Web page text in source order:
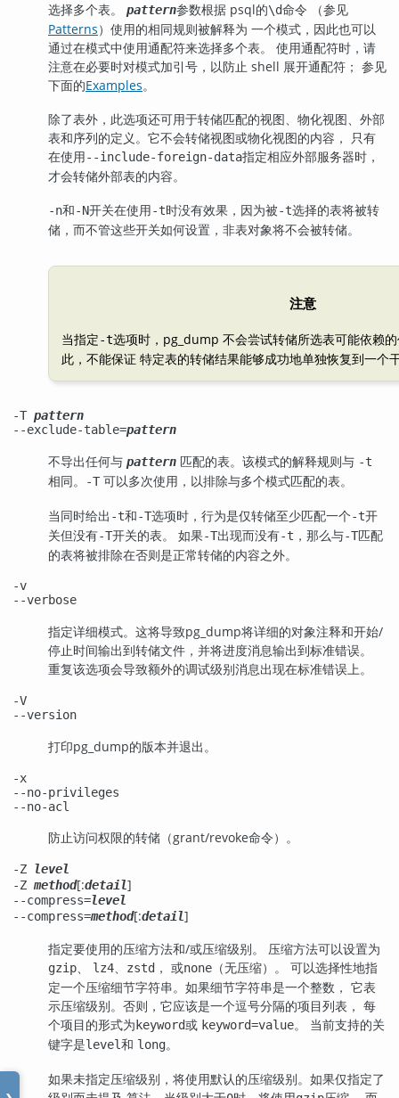
选择多个表。 pattern参数根据 psql的\d命令 （参见
Patterns）使用的相同规则被解释为 一个模式，因此也可以
通过在模式中使用通配符来选择多个表。 使用通配符时，请
注意在必要时对模式加引号，以防止 shell 展开通配符； 参见
下面的Examples。
除了表外，此选项还可用于转储匹配的视图、物化视图、外部
表和序列的定义。它不会转储视图或物化视图的内容， 只有
在使用--include-foreign-data指定相应外部服务器时，
才会转储外部表的内容。
-n和-N开关在使用-t时没有效果，因为被-t选择的表将被转
储，而不管这些开关如何设置，非表对象将不会被转储。
注意
当指定-t选项时， pg_dump 不会尝试转储所选表可能依赖
此，不能保证 特定表的转储结果能够成功地单独恢复到一个
-T pattern
--exclude-table=pattern
不导出任何与 pattern 匹配的表。该模式的解释规则与 -t
相同。 -T 可以多次使用，以排除与多个模式匹配的表。
当同时给出 -t和-T选项时，行为是仅转储至少匹配一个-t开
关但没有-T开关的表。 如果-T出现而没有-t ，那么与-T匹配
的表将被排除在否则是正常转储的内容之外。
-v
--verbose
指定详细模式。这将导致pg_dump将详细的对象注释和开始/
停止时间输出到转储文件，并将进度消息输出到标准错误。
重复该选项会导致额外的调试级别消息出现在标准错误上。
-V
--version
打印pg_dump的版本并退出。
-x
--no-privileges
--no-acl
防止访问权限的转储（grant/revoke命令）。
-Z level
-Z method[:detail]
--compress=level
--compress=method[:detail]
指定要使用的压缩方法和/或压缩级别。 压缩方法可以设置为
gzip、 lz4、 zstd ， 或none （无压缩）。 可以选择性地指
定一个压缩细节字符串。如果细节字符串是一个整数， 它表
示压缩级别。否则，它应该是一个逗号分隔的项目列表， 每
个项目的形式为 keyword或 keyword=value。 当前支持的关
键字是level和 long。
如果未指定压缩级别，将使用默认的压缩级别。如果仅指定了